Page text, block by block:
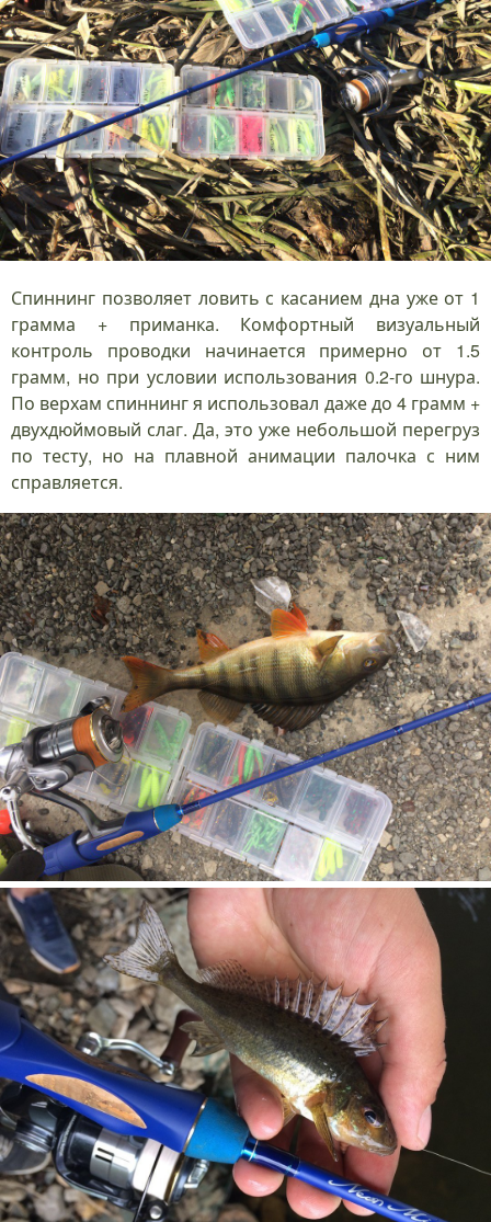
Спиннинг позволяет ловить с касанием дна уже от 1
грамма + приманка. Комфортный визуальный
контроль проводки начинается примерно от 1.5
грамм, но при условии использования 0.2-го шнура.
По верхам спиннинг я использовал даже до 4 грамм +
двухдюймовый слаг. Да, это уже небольшой перегруз
по тесту, но на плавной анимации палочка с ним
справляется.